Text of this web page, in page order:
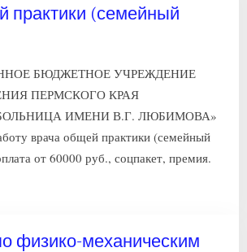
практики (семейный
БЮДЖЕТНОЕ УЧРЕЖДЕНИЕ
ПЕРМСКОГО КРАЯ
ИМЕНИ В.Г. ЛЮБИМОВА»
врача общей практики (семейный
от 60000 руб., соцпакет, премия.
физико-механическим